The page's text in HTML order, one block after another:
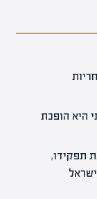
היא הופכת
תפקידו,